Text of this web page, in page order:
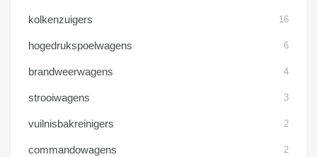
kolkenzuigers 16
hogedrukspoelwagens 6
brandweerwagens 4
strooiwagens 3
vuilnisbakreinigers 2
commandowagens 2